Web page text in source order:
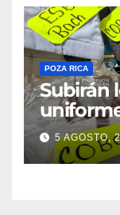
POZA RICA
Subirán
5 AGOSTO,